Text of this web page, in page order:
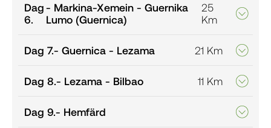
Dag
6.
- Markina-Xemein - Guernika
Lumo (Guernica)
25
Km
Dag 7.- Guernica - Lezama 21 Km
Dag 8.- Lezama - Bilbao 11 Km
Dag 9.- Hemfärd